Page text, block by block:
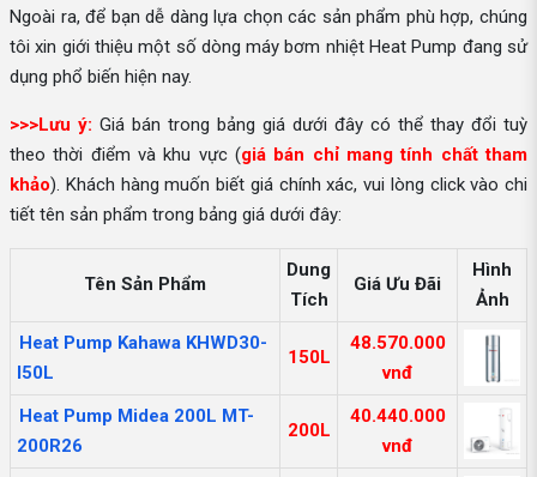
Ngoài ra, để bạn dễ dàng lựa chọn các sản phẩm phù hợp, chúng
tôi xin giới thiệu một số dòng máy bơm nhiệt Heat Pump đang sử
dụng phổ biến hiện nay.
>>>Lưu ý: Giá bán trong bảng giá dưới đây có thể thay đổi tuỳ
theo thời điểm và khu vực (giá bán chỉ mang tính chất tham
khảo). Khách hàng muốn biết giá chính xác, vui lòng click vào chi
tiết tên sản phẩm trong bảng giá dưới đây:
Tên Sản Phẩm
Dung
Tích
Giá Ưu Đãi
Hình
Ảnh
Heat Pump Kahawa KHWD30-
l50L
150L
48.570.000
vnđ
Heat Pump Midea 200L MT-
200R26
200L
40.440.000
vnđ